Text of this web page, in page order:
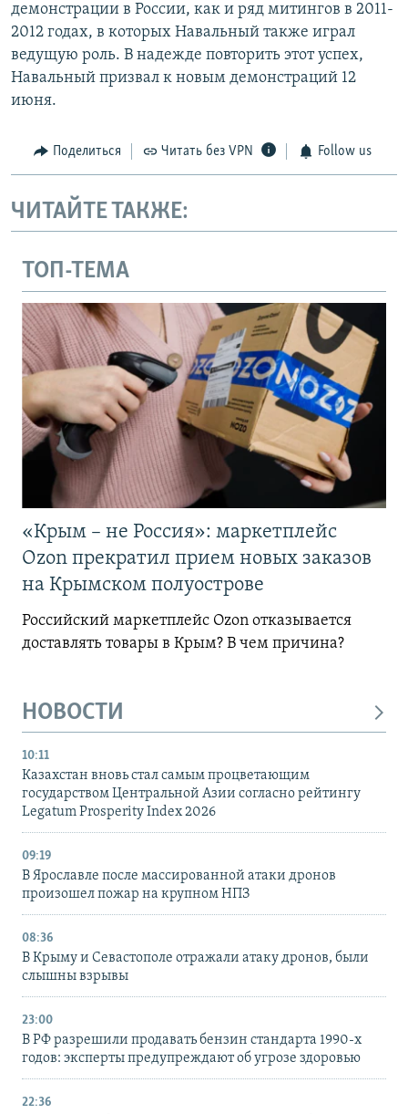
демонстрации в России, как и ряд митингов в 2011-
2012 годах, в которых Навальный также играл
ведущую роль. В надежде повторить этот успех,
Навальный призвал к новым демонстраций 12
июня.
Поделиться Читать без VPN Follow us
ЧИТАЙТЕ ТАКЖЕ:
ТОП-ТЕМА
«Крым – не Россия»: маркетплейс
Ozon прекратил прием новых заказов
на Крымском полуострове
Российский маркетплейс Ozon отказывается
доставлять товары в Крым? В чем причина?
НОВОСТИ
10:11
Казахстан вновь стал самым процветающим
государством Центральной Азии согласно рейтингу
Legatum Prosperity Index 2026
09:19
В Ярославле после массированной атаки дронов
произошел пожар на крупном НПЗ
08:36
В Крыму и Севастополе отражали атаку дронов, были
слышны взрывы
23:00
В РФ разрешили продавать бензин стандарта 1990-х
годов: эксперты предупреждают об угрозе здоровью
22:36